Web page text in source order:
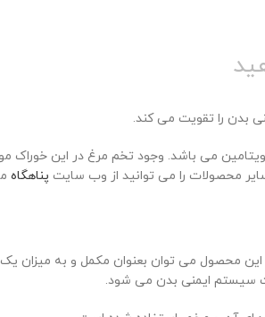
بدن را تقویت می کند.
می باشد. وجود تخم مرغ در این خوراک
محصولات را می توانید از وب سایت پناهگاه
محصول می توان بعنوان مکمل و به میزان
سیستم ایمنی بدن می شود.